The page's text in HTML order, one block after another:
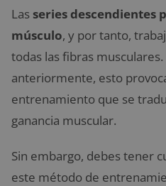
Las series descendientes
músculo, y por tanto,
todas las fibras
anteriormente, esto
entrenamiento que se
ganancia muscular.
Sin embargo, debes tener
este método de